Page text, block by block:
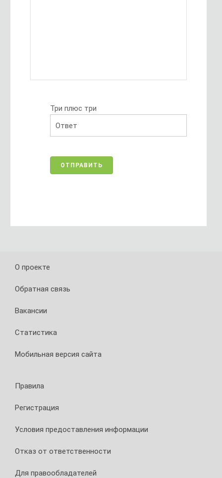
Три плюс три
О проекте
Обратная связь
Вакансии
Статистика
Мобильная версия сайта
Правила
Регистрация
Условия предоставления информации
Отказ от ответственности
Для правообладателей